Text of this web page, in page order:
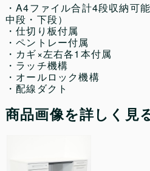
・A4ファイル合計4段収納可
中段・下段）
・仕切り板付属
・ペントレー付属
・カギ×左右各1本付属
・ラッチ機構
・オールロック機構
・配線ダクト
商品画像を詳しく見